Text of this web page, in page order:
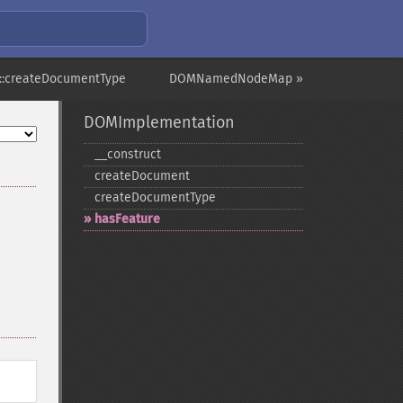
DOMNamedNodeMap »
DOMImplementation
_​_​construct
createDocument
createDocumentType
hasFeature